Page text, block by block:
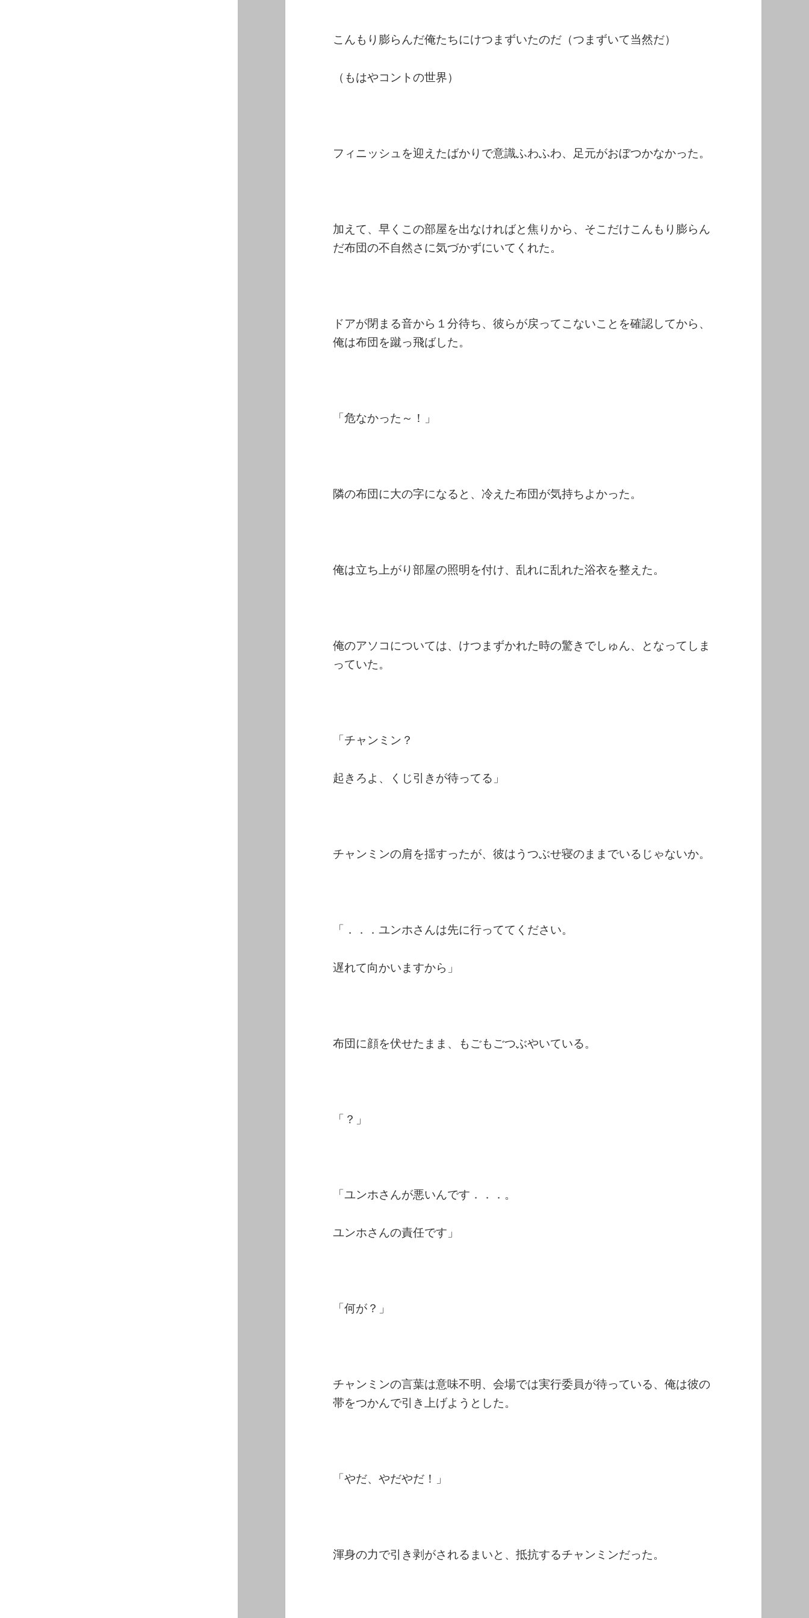
こんもり膨らんだ俺たちにけつまずいたのだ（つまずいて当然だ）
（もはやコントの世界）
フィニッシュを迎えたばかりで意識ふわふわ、足元がおぼつかなかった。
加えて、早くこの部屋を出なければと焦りから、そこだけこんもり膨らん
だ布団の不自然さに気づかずにいてくれた。
ドアが閉まる音から１分待ち、彼らが戻ってこないことを確認してから、
俺は布団を蹴っ飛ばした。
「危なかった～！」
隣の布団に大の字になると、冷えた布団が気持ちよかった。
俺は立ち上がり部屋の照明を付け、乱れに乱れた浴衣を整えた。
俺のアソコについては、けつまずかれた時の驚きでしゅん、となってしま
っていた。
「チャンミン？
起きろよ、くじ引きが待ってる」
チャンミンの肩を揺すったが、彼はうつぶせ寝のままでいるじゃないか。
「．．．ユンホさんは先に行っててください。
遅れて向かいますから」
布団に顔を伏せたまま、もごもごつぶやいている。
「？」
「ユンホさんが悪いんです．．．。
ユンホさんの責任です」
「何が？」
チャンミンの言葉は意味不明、会場では実行委員が待っている、俺は彼の
帯をつかんで引き上げようとした。
「やだ、やだやだ！」
渾身の力で引き剥がされるまいと、抵抗するチャンミンだった。